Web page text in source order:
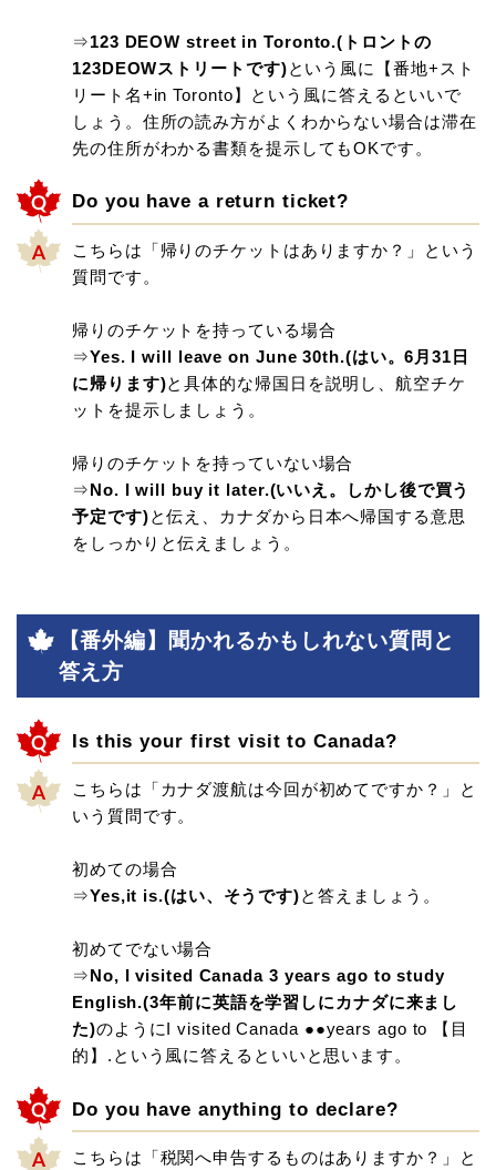
⇒123 DEOW street in Toronto.(トロントの
123DEOWストリートです)という風に【番地+スト
リート名+in Toronto】という風に答えるといいで
しょう。住所の読み方がよくわからない場合は滞在
先の住所がわかる書類を提示してもOKです。
Do you have a return ticket?
こちらは「帰りのチケットはありますか？」という
質問です。
帰りのチケットを持っている場合
⇒Yes. I will leave on June 30th.(はい。6月31日
に帰ります)と具体的な帰国日を説明し、航空チケ
ットを提示しましょう。
帰りのチケットを持っていない場合
⇒No. I will buy it later.(いいえ。しかし後で買う
予定です)と伝え、カナダから日本へ帰国する意思
をしっかりと伝えましょう。
【番外編】聞かれるかもしれない質問と
答え方
Is this your first visit to Canada?
こちらは「カナダ渡航は今回が初めてですか？」と
いう質問です。
初めての場合
⇒Yes,it is.(はい、そうです)と答えましょう。
初めてでない場合
⇒No, I visited Canada 3 years ago to study
English.(3年前に英語を学習しにカナダに来まし
た)のようにI visited Canada ●●years ago to 【目
的】.という風に答えるといいと思います。
Do you have anything to declare?
こちらは「税関へ申告するものはありますか？」と